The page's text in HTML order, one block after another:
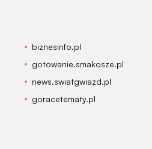
biznesinfo.pl
gotowanie.smakosze.pl
news.swiatgwiazd.pl
goracetematy.pl